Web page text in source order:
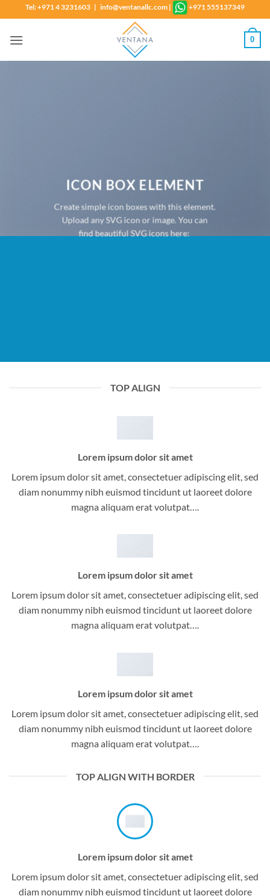
to
content
Tel: +971 4 3231603 | info@ventanallc.com | +971 555137349
0
ICON BOX ELEMENT
Create simple icon boxes with this element.
Upload any SVG icon or image. You can
find beautiful SVG icons here:
TOP ALIGN
Lorem ipsum dolor sit amet
Lorem ipsum dolor sit amet, consectetuer adipiscing elit, sed
diam nonummy nibh euismod tincidunt ut laoreet dolore
magna aliquam erat volutpat….
Lorem ipsum dolor sit amet
Lorem ipsum dolor sit amet, consectetuer adipiscing elit, sed
diam nonummy nibh euismod tincidunt ut laoreet dolore
magna aliquam erat volutpat….
Lorem ipsum dolor sit amet
Lorem ipsum dolor sit amet, consectetuer adipiscing elit, sed
diam nonummy nibh euismod tincidunt ut laoreet dolore
magna aliquam erat volutpat….
TOP ALIGN WITH BORDER
Lorem ipsum dolor sit amet
Lorem ipsum dolor sit amet, consectetuer adipiscing elit, sed
diam nonummy nibh euismod tincidunt ut laoreet dolore